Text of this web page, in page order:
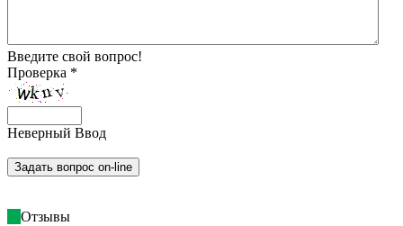
Введите свой вопрос!
Проверка *
Неверный Ввод
Отзывы